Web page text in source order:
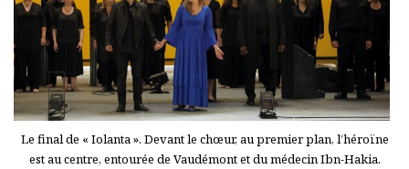
Le final de « Iolanta ». Devant le chœur, au premier plan, l’héroïne
est au centre, entourée de Vaudémont et du médecin Ibn-Hakia.